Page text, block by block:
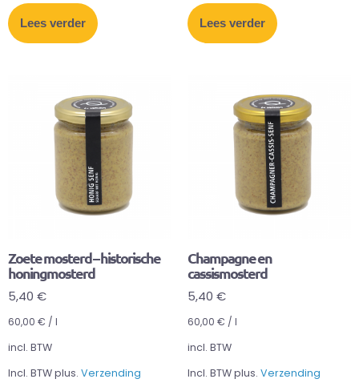
Lees verder Lees verder
Zoete mosterd – historische
honingmosterd
5,40 €
60,00 € / l
incl. BTW
Incl. BTW plus. Verzending
Champagne en
cassismosterd
5,40 €
60,00 € / l
incl. BTW
Incl. BTW plus. Verzending